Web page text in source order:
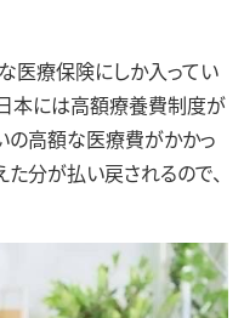
医療保険にしか入ってい
本には高額療養費制度が
の高額な医療費がかかっ
分が払い戻されるので、